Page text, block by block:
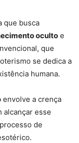
que busca
oculto e
que
se dedica a
humana.
envolve a crença
alcançar esse
de